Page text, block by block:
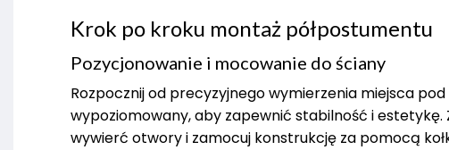
Krok po kroku montaż półpostumentu
Pozycjonowanie i mocowanie do ściany
Rozpocznij od precyzyjnego wymierzenia miejsca
wypoziomowany, aby zapewnić stabilność i
wywierć otwory i zamocuj konstrukcję za pomocą